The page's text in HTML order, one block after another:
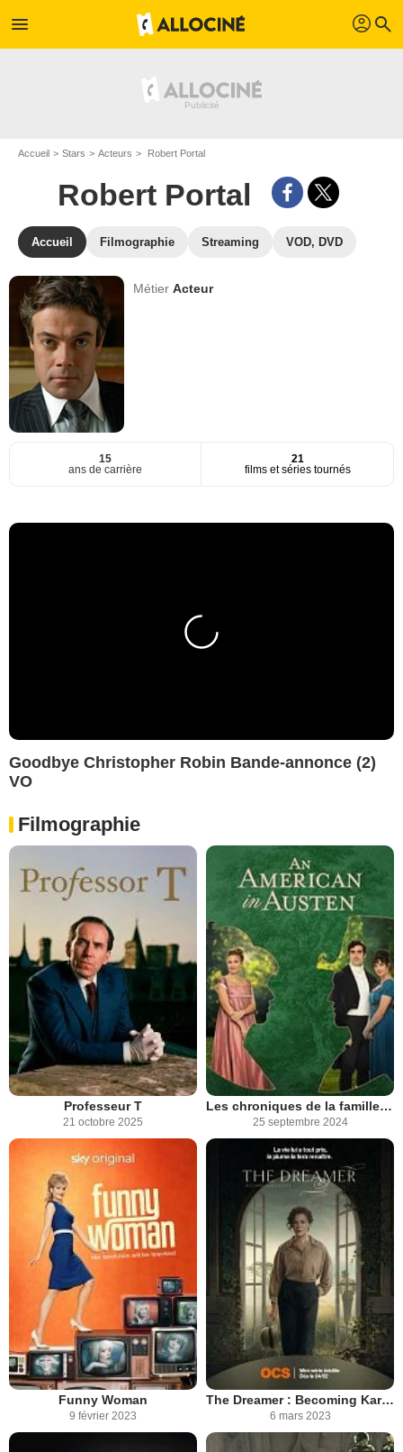
menu profil search
Accueil Stars Acteurs Robert Portal
Robert Portal
Accueil Filmographie Streaming VOD, DVD
MétierActeur
15
ans de carrière
21
films et séries tournés
Goodbye Christopher Robin Bande-annonce (2)
VO
Filmographie
Professeur T
21 octobre 2025
Les chroniques de la famille Bennet
25 septembre 2024
Funny Woman
9 février 2023
The Dreamer : Becoming Karen Blixen
6 mars 2023